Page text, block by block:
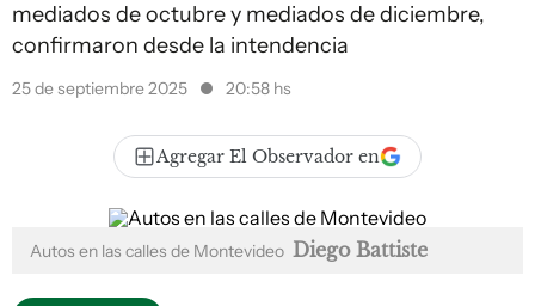
mediados de octubre y mediados de diciembre,
confirmaron desde la intendencia
25 de septiembre 2025 20:58 hs
Agregar El Observador en
Autos en las calles de Montevideo Diego Battiste